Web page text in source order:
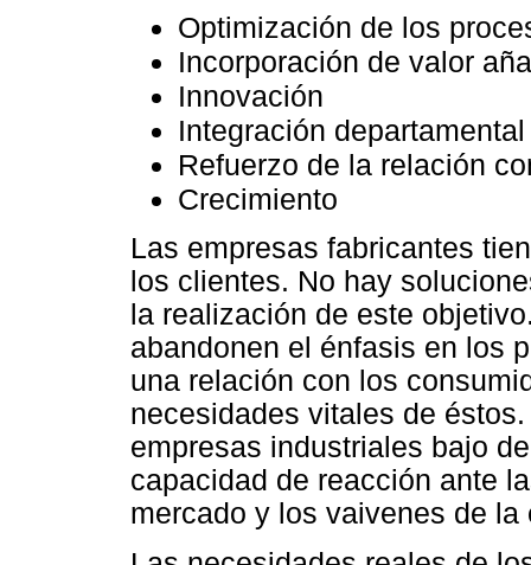
Optimización de los
Incorporación de valor
Innovación
Integración departamental
Refuerzo de la relación
Crecimiento
Las empresas fabricantes
los clientes. No hay
la realización de este
abandonen el énfasis en los
una relación con los
necesidades vitales de
empresas industriales bajo
capacidad de reacción ante
mercado y los vaivenes de la